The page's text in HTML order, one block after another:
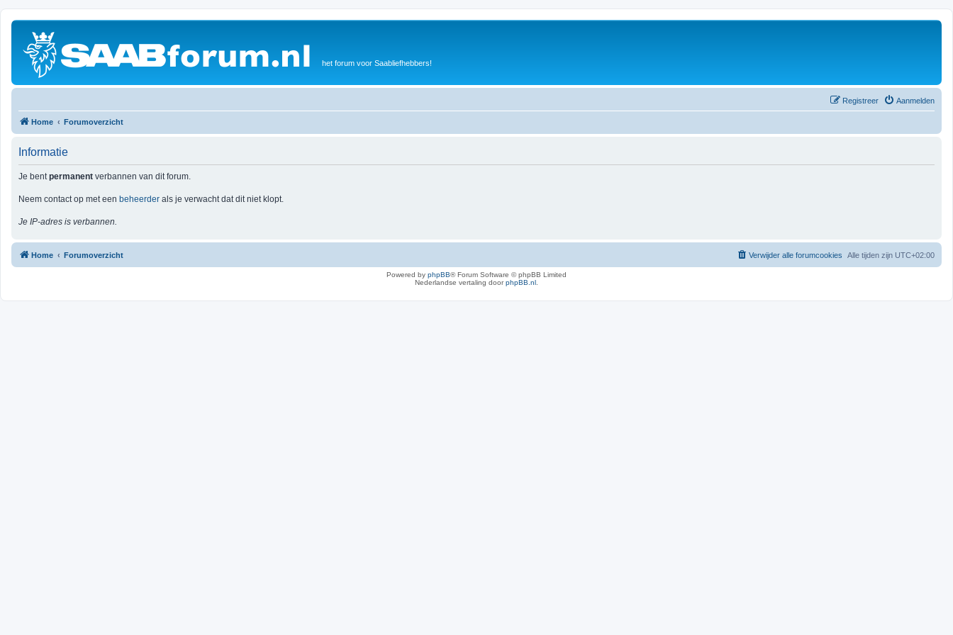
het forum voor Saabliefhebbers!
Aanmelden
Registreer
Home Forumoverzicht
Informatie
Je bentpermanent verbannen van dit forum.
Neem contact op met een beheerder als je verwacht dat dit niet klopt.
Je IP-adres is verbannen.
Home Forumoverzicht Alle tijden zijn UTC+02:00
Verwijder alle forumcookies
Powered by phpBB® Forum Software © phpBB Limited
Nederlandse vertaling doorphpBB.nl